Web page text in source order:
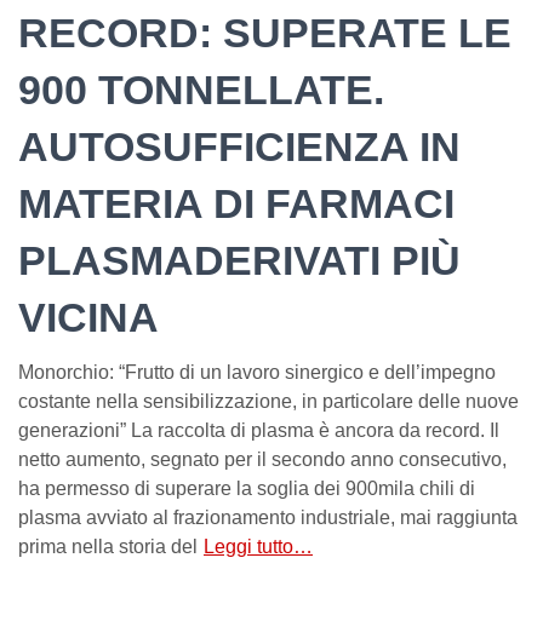
RECORD: SUPERATE LE
900 TONNELLATE.
AUTOSUFFICIENZA IN
MATERIA DI FARMACI
PLASMADERIVATI PIÙ
VICINA
Monorchio: “Frutto di un lavoro sinergico e dell’impegno
costante nella sensibilizzazione, in particolare delle nuove
generazioni” La raccolta di plasma è ancora da record. Il
netto aumento, segnato per il secondo anno consecutivo,
ha permesso di superare la soglia dei 900mila chili di
plasma avviato al frazionamento industriale, mai raggiunta
prima nella storia del
Leggi tutto…